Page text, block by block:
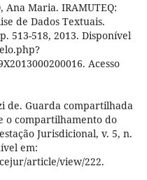
Ana Maria. IRAMUTEQ:
de Dados Textuais.
513-518, 2013. Disponível
Acesso
de. Guarda compartilhada
o compartilhamento do
Jurisdicional, v. 5, n.
em:
article/view/222.